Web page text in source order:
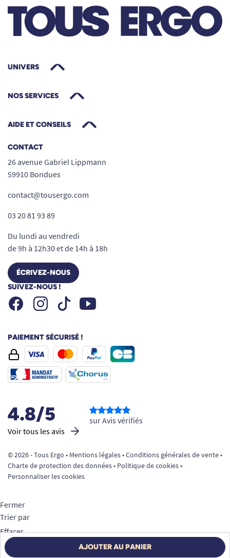
UNIVERS
NOS SERVICES
AIDE ET CONSEILS
CONTACT
26 avenue Gabriel Lippmann
59910 Bondues
contact@tousergo.com
03 20 81 93 89
Du lundi au vendredi
de 9h à 12h30 et de 14h à 18h
ÉCRIVEZ-NOUS
SUIVEZ-NOUS !
FacebookInstagramTiktok Youtube
PAIEMENT SÉCURISÉ !
4.8/5
Voir tous les avis
sur Avis vérifiés
© 2026 - Tous Ergo • Mentions légales•Conditions générales de vente•
Charte de protection des données• Politique de cookies•
Personnaliser les cookies
AJOUTER AU PANIER
Fermer
Trier par
Effacer
Appliquer
Filtrer